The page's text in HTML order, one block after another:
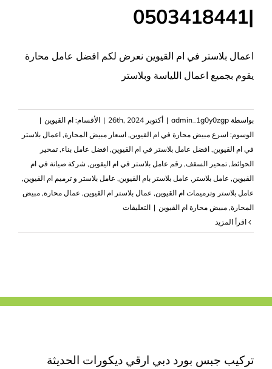
|0503418441
اعمال بلاستر في ام القيوين نعرض لكم افضل عامل محارة
يقوم بجميع اعمال اللياسة وبلاستر
بواسطة admin_1g0y0zgp
| أكتوبر 26th, 2024 | الأقسام: ام القيوين |
الوسوم: اسرع مبيض محارة في ام القيوين, اسعار مبيض المحارة, اعمال بلاستر
في ام القيوين, افضل عامل بلاستر في ام القيوين, افضل عامل بناء, تمحير
الحوائط , تمحير السقف, رقم عامل بلاستر في ام اليقوين, شركة صيانة في ام
القيوين, عامل بلاستر , عامل بلاستر بام القيوين, عامل بلاستر و ترميم ام القيوين,
عامل بلاستر وترميمات ام القيوين, عمال بلاستر ام القيوين, عمال محارة, مبيض
المحارة, مبيض محارة ام القيوين | التعليقاتعلى
بلاستر
مغلقة
تركيب جبس بورد دبي ارقي ديكورات الحديثة